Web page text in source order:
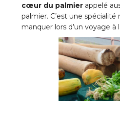
cœur du palmier appelé
palmier. C’est une spécialité
manquer lors d’un voyage à